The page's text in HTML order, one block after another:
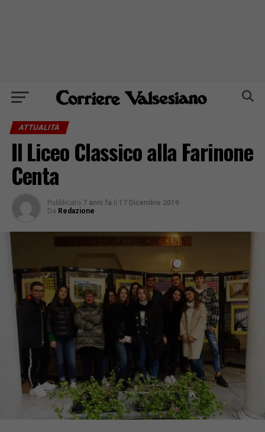
ATTUALITÀ
Il Liceo Classico alla Farinone
Centa
Pubblicato 7 anni fa il 17 Dicembre 2019
Da Redazione